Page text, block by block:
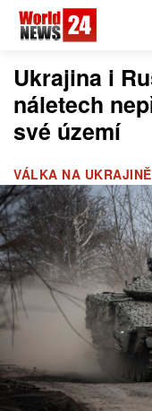
Ukrajina i
náletech
své území
VÁLKA NA UKRAJINĚ